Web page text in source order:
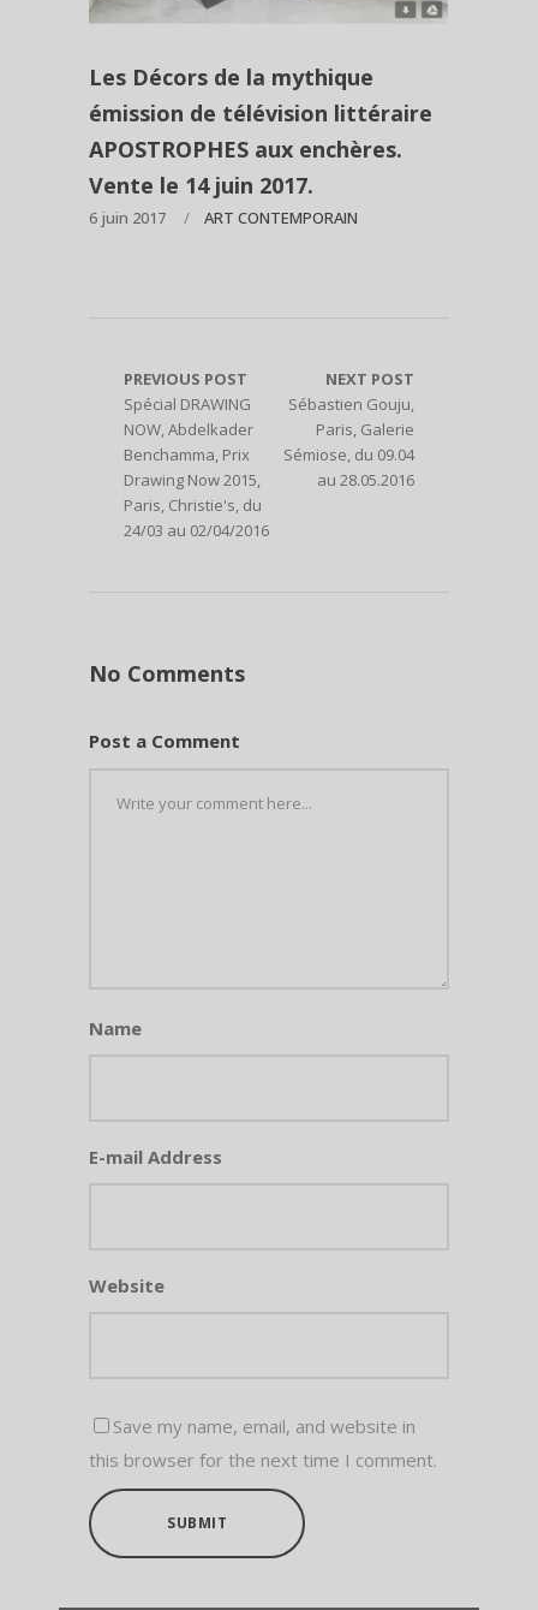
Les Décors de la mythique
émission de télévision littéraire
APOSTROPHES aux enchères.
Vente le 14 juin 2017.
6 juin 2017 ART CONTEMPORAIN
PREVIOUS POST
Spécial DRAWING
NOW, Abdelkader
Benchamma, Prix
Drawing Now 2015,
Paris, Christie's, du
24/03 au 02/04/2016
NEXT POST
Sébastien Gouju,
Paris, Galerie
Sémiose, du 09.04
au 28.05.2016
No Comments
Post a Comment
Name
E-mail Address
Website
Save my name, email, and website in
this browser for the next time I comment.
SUBMIT